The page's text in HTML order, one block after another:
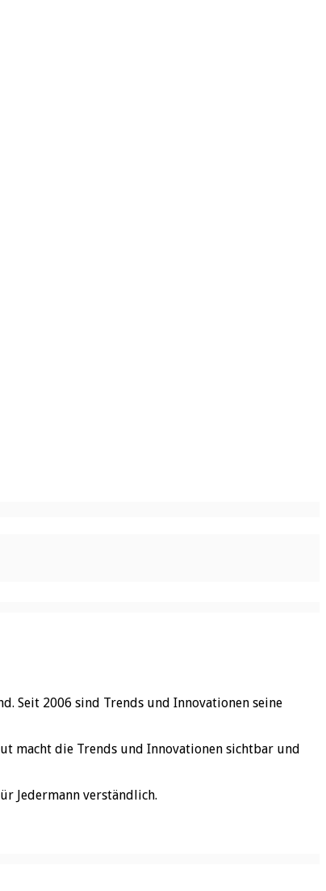
Seit 2006 sind Trends und Innovationen seine
macht die Trends und Innovationen sichtbar und
Jedermann verständlich.